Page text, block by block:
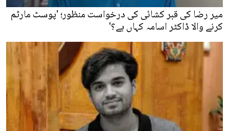
میر رضا کی قبر کشائی کی درخواست منظور؛ 'پوسٹ مارٹم
کرنے والا ڈاکٹر اسامہ کہاں ہے؟'